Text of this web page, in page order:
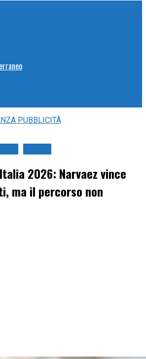
PUBBLICITÀ
2026: Narvaez vince
ma il percorso non